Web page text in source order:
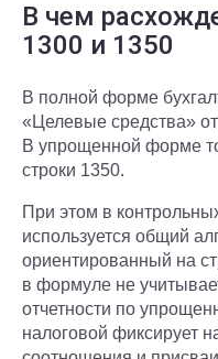
В чем
1300 и 1350
В полной форме
«Целевые средства»
В упрощенной форме
строки 1350.
При этом в
используется общий
ориентированный на
в формуле не
отчетности по
налоговой фиксирует